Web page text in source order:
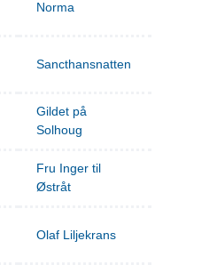
Norma
Sancthansnatten
Gildet på
Solhoug
Fru Inger til
Østråt
Olaf Liljekrans